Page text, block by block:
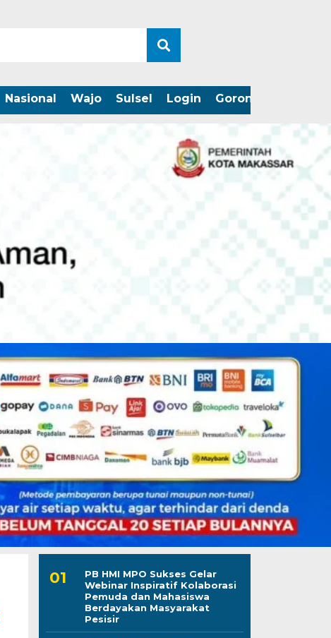
Nasional Wajo Sulsel Login Gorontalo
PB HMI MPO Sukses Gelar
Webinar Inspiratif Kolaborasi
Pemuda dan Mahasiswa
Berdayakan Masyarakat
Pesisir